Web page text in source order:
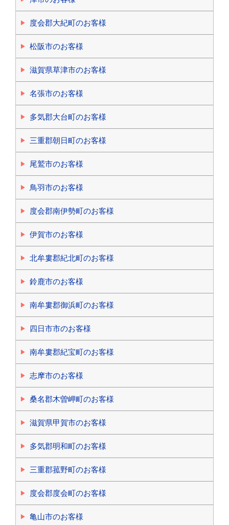
度会郡大紀町のお客様
松阪市のお客様
滋賀県草津市のお客様
名張市のお客様
多気郡大台町のお客様
三重郡朝日町のお客様
尾鷲市のお客様
鳥羽市のお客様
度会郡南伊勢町のお客様
伊賀市のお客様
北牟婁郡紀北町のお客様
鈴鹿市のお客様
南牟婁郡御浜町のお客様
四日市市のお客様
南牟婁郡紀宝町のお客様
志摩市のお客様
桑名郡木曽岬町のお客様
滋賀県甲賀市のお客様
多気郡明和町のお客様
三重郡菰野町のお客様
度会郡度会町のお客様
亀山市のお客様